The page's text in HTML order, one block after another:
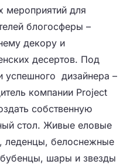
для
блогосферы –
декору и
десертов. Под
успешного дизайнера –
компании Project
собственную
стол. Живые еловые
леденцы, белоснежные
шары и звезды